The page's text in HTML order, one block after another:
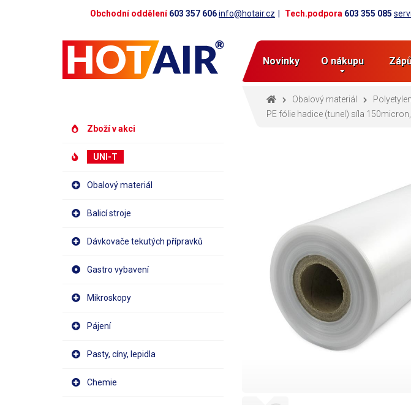
Obchodní oddělení603 357 606info@hotair.cz Tech.podpora 603 355 085
Novinky O nákupu
Zboží v akci
UNI-T
Obalový materiál
Balicí stroje
Dávkovače tekutých přípravků
Gastro vybavení
Mikroskopy
Pájení
Pasty, cíny, lepidla
Chemie
Obalový materiál
PE fólie hadice (tunel) síla